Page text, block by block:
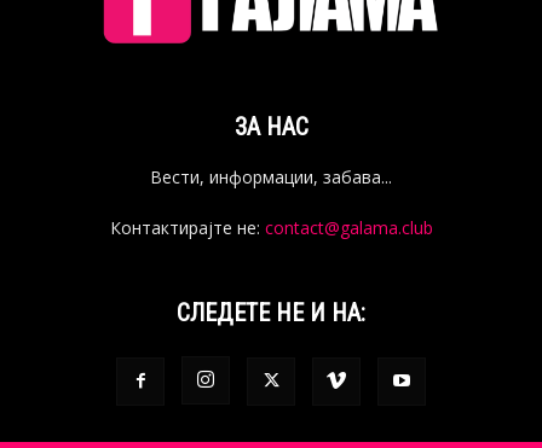
ЗА НАС
Вести, информации, забава...
Контактирајте не: contact@galama.club
СЛЕДЕТЕ НЕ И НА: